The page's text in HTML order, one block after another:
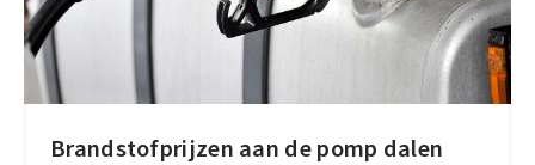
Brandstofprijzen aan de pomp dalen
Brandstofprijzen